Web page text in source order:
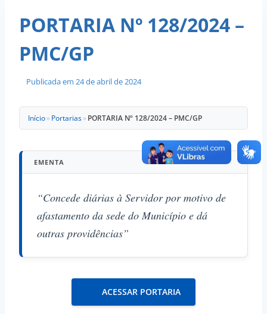
PORTARIA Nº 128/2024 –
PMC/GP
Publicada em 24 de abril de 2024
Início» Portarias» PORTARIA Nº 128/2024 – PMC/GP
EMENTA
“Concede diárias à Servidor por motivo de
afastamento da sede do Município e dá
outras providências”
ACESSAR PORTARIA